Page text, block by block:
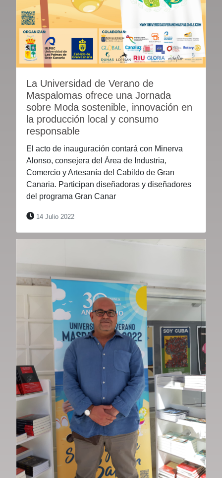
La Universidad de Verano de
Maspalomas ofrece una Jornada
sobre Moda sostenible, innovación en
la producción local y consumo
responsable
El acto de inauguración contará con Minerva
Alonso, consejera del Área de Industria,
Comercio y Artesanía del Cabildo de Gran
Canaria. Participan diseñadoras y diseñadores
del programa Gran Canar
14 Julio 2022